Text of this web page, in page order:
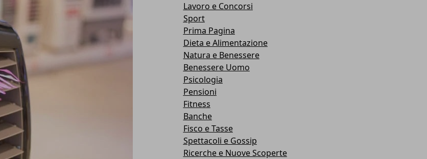
Lavoro e Concorsi
Sport
Prima Pagina
Dieta e Alimentazione
Natura e Benessere
Benessere Uomo
Psicologia
Pensioni
Fitness
Banche
Fisco e Tasse
Spettacoli e Gossip
Ricerche e Nuove Scoperte